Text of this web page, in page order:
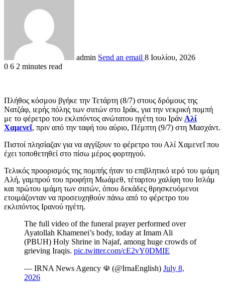
admin Send an email 8 Ιουλίου, 2026
0 6 2 minutes read
Πλήθος κόσμου βγήκε την Τετάρτη (8/7) στους δρόμους της
Νατζάφ, ιερής πόλης των σιιτών στο Ιράκ, για την νεκρική πομπή
με το φέρετρο του εκλιπόντος ανώτατου ηγέτη του Ιράν Αλί
Χαμενεΐ, πριν από την ταφή του αύριο, Πέμπτη (9/7) στη Μασχάντ.
Πιστοί πλησίαζαν για να αγγίξουν το φέρετρο του Αλί Χαμενεΐ που
έχει τοποθετηθεί στο πίσω μέρος φορτηγού.
Τελικός προορισμός της πομπής ήταν το επιβλητικό ιερό του ιμάμη
Αλή, γαμπρού του προφήτη Μωάμεθ, τέταρτου χαλίφη του Ισλάμ
και πρώτου ιμάμη των σιιτών, όπου δεκάδες θρησκευόμενοι
ετοιμάζονταν να προσευχηθούν πάνω από το φέρετρο του
εκλιπόντος Ιρανού ηγέτη.
The full video of the funeral prayer performed over
Ayatollah Khamenei’s body, today at Imam Ali
(PBUH) Holy Shrine in Najaf, among huge crowds of
grieving Iraqis. pic.twitter.com/cE2vY0DMIE
— IRNA News Agency ☫ (@IrnaEnglish) July 8,
2026